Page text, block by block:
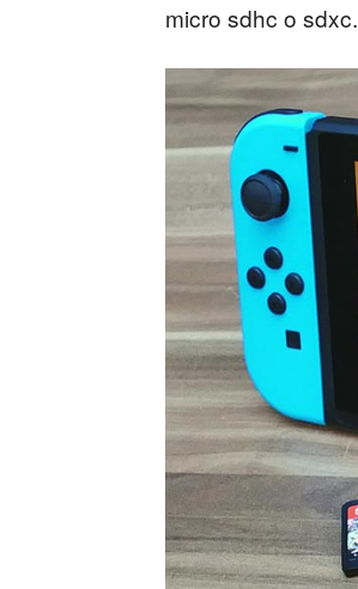
micro sdhc o sdxc.